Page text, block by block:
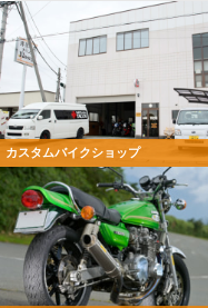
カスタムバイクショップ